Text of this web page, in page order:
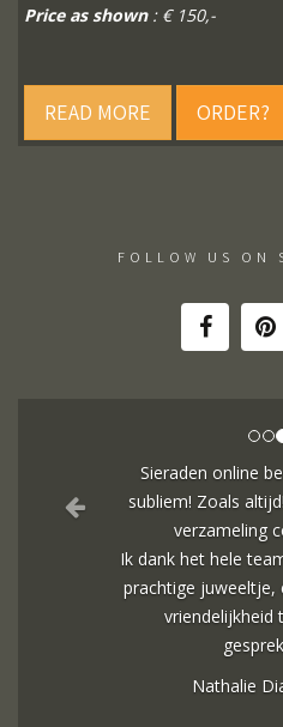
Price as shown: € 150,-
READ MORE ORDER?
FOLLOW US ON
Sieraden online
subliem! Zoals
verzameling
Ik dank het hele
prachtige juweeltje,
vriendelijkheid
Nathalie